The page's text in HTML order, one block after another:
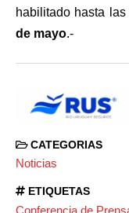
habilitado hasta las
de mayo.-
CATEGORIAS
Noticias
ETIQUETAS
Conferencia de